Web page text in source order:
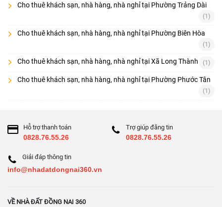
Cho thuê khách sạn, nhà hàng, nhà nghỉ tại Phường Trảng Dài
(1)
Cho thuê khách sạn, nhà hàng, nhà nghỉ tại Phường Biên Hòa
(1)
Cho thuê khách sạn, nhà hàng, nhà nghỉ tại Xã Long Thành (1)
Cho thuê khách sạn, nhà hàng, nhà nghỉ tại Phường Phước Tân
(1)
Hỗ trợ thanh toán
0828.76.55.26
Trợ giúp đăng tin
0828.76.55.26
Giải đáp thông tin
info@nhadatdongnai360.vn
VỀ NHÀ ĐẤT ĐỒNG NAI 360